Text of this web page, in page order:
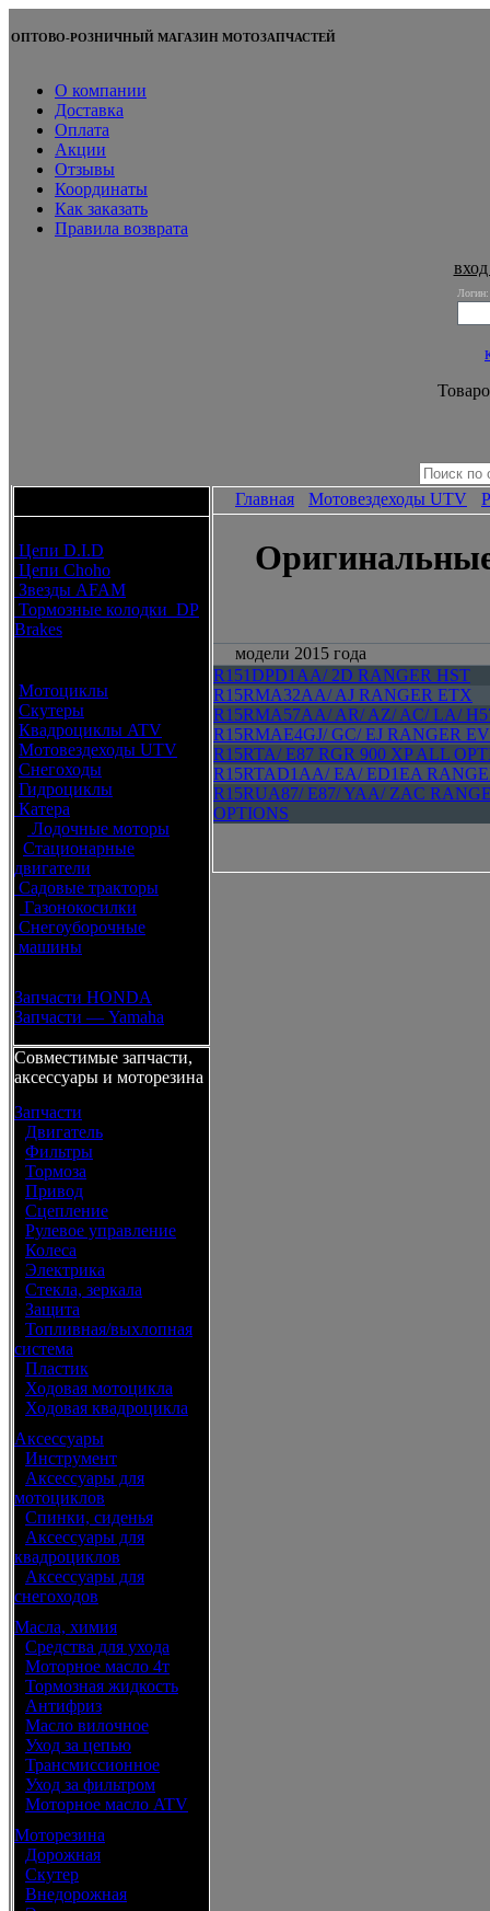
ОПТОВО-РОЗНИЧНЫЙ МАГАЗИН МОТОЗАПЧАСТЕЙ
О компании
Доставка
Оплата
Акции
Отзывы
Координаты
Как заказать
Правила возврата
Логин:
Цепи D.I.D
Цепи Choho
Звезды AFAM
Тормозные колодки DP
Brakes
Мотоциклы
Скутеры
Квадроциклы ATV
Мотовездеходы UTV
Снегоходы
Гидроциклы
Катера
Лодочные моторы
Стационарные
двигатели
Садовые тракторы
Газонокосилки
Снегоуборочные
машины
Запчасти HONDA
Запчасти — Yamaha
Совместимые запчасти,
аксессуары и моторезина
Запчасти
Двигатель
Фильтры
Тормоза
Привод
Сцепление
Рулевое управление
Колеса
Электрика
Стекла, зеркала
Защита
Топливная/выхлопная
система
Пластик
Ходовая мотоцикла
Ходовая квадроцикла
Аксессуары
Инструмент
Аксессуары для
мотоциклов
Спинки, сиденья
Аксессуары для
квадроциклов
Аксессуары для
снегоходов
Масла, химия
Средства для ухода
Моторное масло 4т
Тормозная жидкость
Антифриз
Масло вилочное
Уход за цепью
Трансмиссионное
Уход за фильтром
Моторное масло ATV
Моторезина
Дорожная
Скутер
Внедорожная
Главная Мотовездеходы UTV
Оригинальные
модели 2015 года
R151DPD1AA/ 2D RANGER HST
R15RMA32AA/ AJ RANGER ETX
R15RMA57AA/ AR/ AZ/ AC/ LA/
R15RMAE4GJ/ GC/ EJ RANGER EV
R15RTA/ E87 RGR 900 XP ALL
R15RTAD1AA/ EA/ ED1EA
R15RUA87/ E87/ YAA/ ZAC
OPTIONS